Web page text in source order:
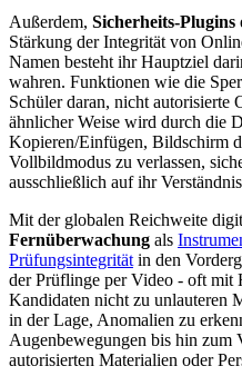
Außerdem, Sicherheits-Plugins
Stärkung der Integrität von
Namen besteht ihr Hauptziel
wahren. Funktionen wie die
Schüler daran, nicht autorisierte
ähnlicher Weise wird durch die
Kopieren/Einfügen, Bildschirm
Vollbildmodus zu verlassen,
ausschließlich auf ihr
Mit der globalen Reichweite
Fernüberwachung als
Prüfungsintegrität in den
der Prüflinge per Video - oft mit
Kandidaten nicht zu unlauteren
in der Lage, Anomalien zu
Augenbewegungen bis hin zum
autorisierten Materialien oder